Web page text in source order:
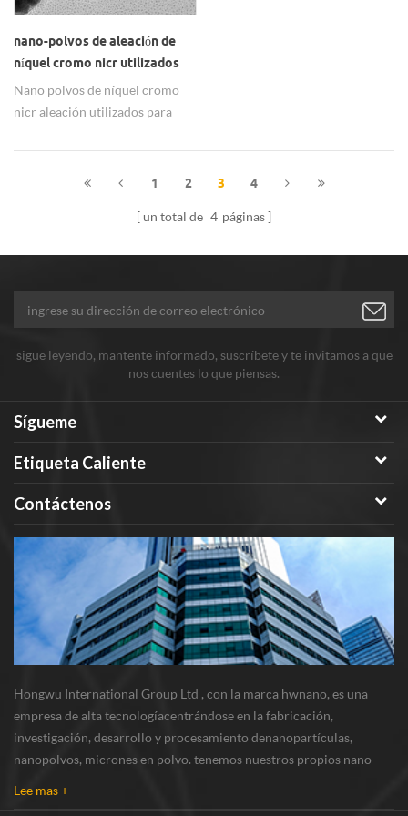
contactarnos. gracias.
nano-polvos de aleación de
níquel cromo nicr utilizados
para herramientas de corte
Nano polvos de níquel cromo
nicr aleación utilizados para
1 2 3 4
un total de 4 páginas
sigue leyendo, mantente informado, suscríbete y te invitamos a que
nos cuentes lo que piensas.
Sígueme
Etiqueta Caliente
Contáctenos
Hongwu International Group Ltd , con la marca hwnano, es una
empresa de alta tecnologíacentrándose en la fabricación,
investigación, desarrollo y procesamiento denanopartículas,
nanopolvos, micrones en polvo. tenemos nuestros propios nano
Lee mas +